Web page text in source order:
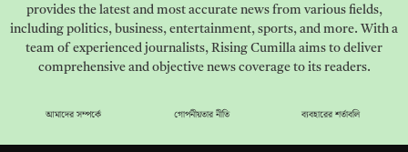
provides the latest and most accurate news from various fields,
including politics, business, entertainment, sports, and more. With a
team of experienced journalists, Rising Cumilla aims to deliver
comprehensive and objective news coverage to its readers.
আমাদের সম্পর্কে গোপনীয়তার নীতি ব্যবহারের শর্তাবলি